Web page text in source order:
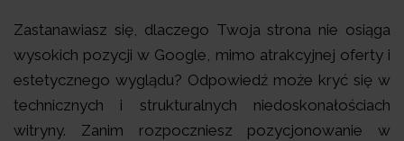
Zastanawiasz się, dlaczego Twoja strona nie osiąga
wysokich pozycji w Google, mimo atrakcyjnej oferty i
estetycznego wyglądu? Odpowiedź może kryć się w
technicznych i strukturalnych niedoskonałościach
witryny. Zanim rozpoczniesz pozycjonowanie w